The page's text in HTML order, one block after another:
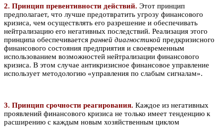
2. Принцип превентивности действий. Этот принцип
предполагает, что лучше предотвратить угрозу финансового
кризиса, чем осуществлять его разрешение и обеспечивать
нейтрализацию его негативных последствий. Реализация этого
принципа обеспечивается ранней диагностикой предкризисного
финансового состояния предприятия и своевременным
использованием возможностей нейтрализации финансового
кризиса. В этом случае антикризисное финансовое управление
использует методологию «управления по слабым сигналам».
3. Принцип срочности реагирования. Каждое из негативных
проявлений финансового кризиса не только имеет тенденцию к
расширению с каждым новым хозяйственным циклом